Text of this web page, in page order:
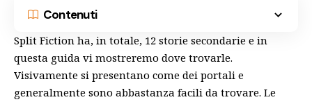
Contenuti
Split Fiction ha, in totale, 12 storie secondarie e in
questa guida vi mostreremo dove trovarle.
Visivamente si presentano come dei portali e
generalmente sono abbastanza facili da trovare. Le